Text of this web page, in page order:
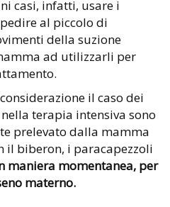
casi, infatti, usare i
al piccolo di
della suzione
ad utilizzarli per
il caso dei
nella terapia intensiva sono
prelevato dalla mamma
il biberon, i paracapezzoli
maniera momentanea, per
materno.